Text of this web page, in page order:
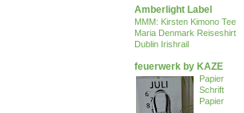
Amberlight Label
MMM: Kirsten Kimono Tee
Maria Denmark Reiseshirt
Dublin Irishrail
feuerwerk by KAZE
Papier
Schrift
Papier